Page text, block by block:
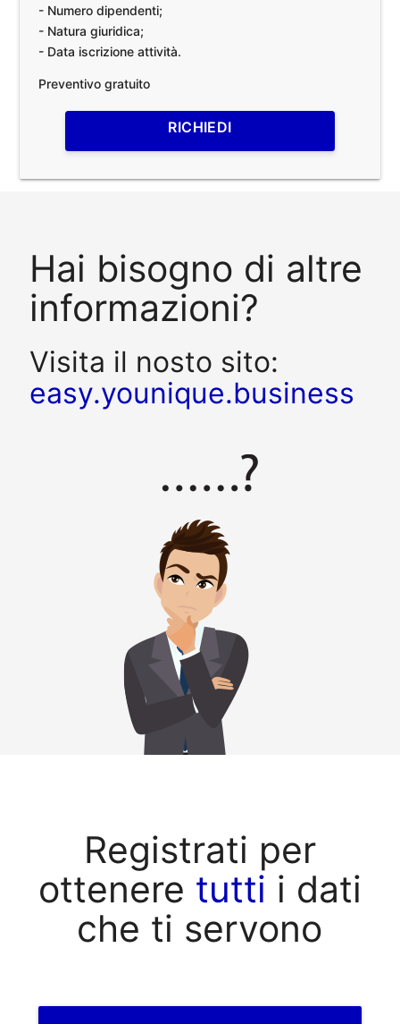
- Numero dipendenti;
- Natura giuridica;
- Data iscrizione attività.
Preventivo gratuito
RICHIEDI
Hai bisogno di altre
informazioni?
Visita il nosto sito:
easy.younique.business
Registrati per
ottenere tutti i dati
che ti servono